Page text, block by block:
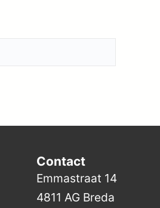
Contact
Emmastraat 14
4811 AG Breda